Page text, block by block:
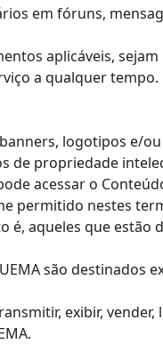
em fóruns,
aplicáveis,
a qualquer tempo.
logotipos e/
de propriedade
acessar o
permitido nestes
é, aqueles que
são destinados
exibir,